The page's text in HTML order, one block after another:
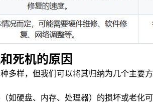
死机的原因
多样，但我们可以将其归纳为几个主要方
如硬盘、内存、处理器）的损坏或老化可